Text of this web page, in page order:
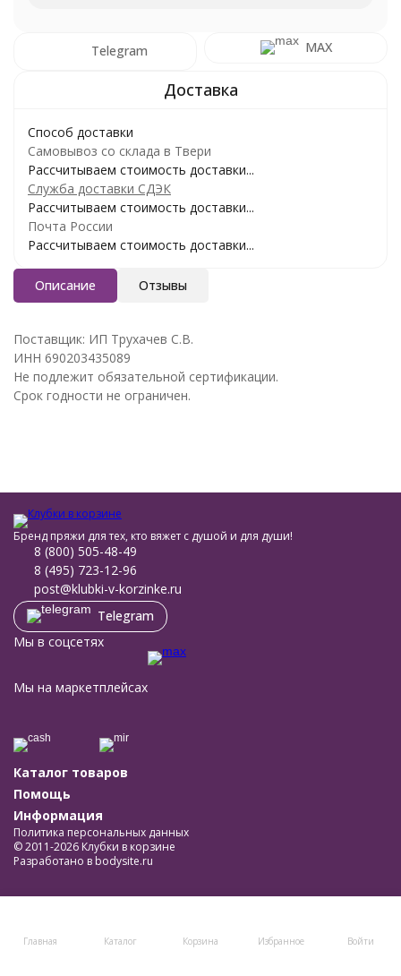
Telegram MAX
Способ доставки
Самовывоз со склада в Твери
Рассчитываем стоимость доставки...
Служба доставки СДЭК
Рассчитываем стоимость доставки...
Почта России
Рассчитываем стоимость доставки...
Описание Отзывы
Поставщик: ИП Трухачев С.В.
ИНН 690203435089
Не подлежит обязательной сертификации.
Срок годности не ограничен.
Главная Каталог Корзина Избранное Войти
Бренд пряжи для тех, кто вяжет с душой и для души!
8 (800) 505-48-49
8 (495) 723-12-96
post@klubki-v-korzinke.ru
Telegram
Мы в соцсетях
Мы на маркетплейсах
Каталог товаров
Помощь
Информация
Политика персональных данных
© 2011-2026 Клубки в корзине
Разработано в bodysite.ru